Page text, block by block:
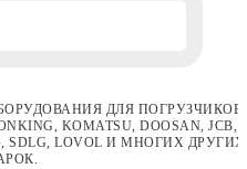
ДЛЯ ПОГРУЗЧИКОВ
KOMATSU, DOOSAN, JCB,
SDLG, LOVOL И МНОГИХ ДРУГИХ